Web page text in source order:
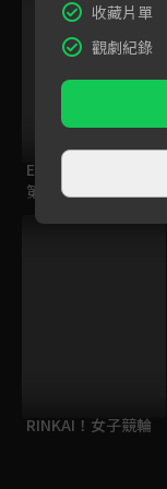
ELTV｜童話任意門
第一季
RINKAI！女子競輪
收藏片單
觀劇紀錄